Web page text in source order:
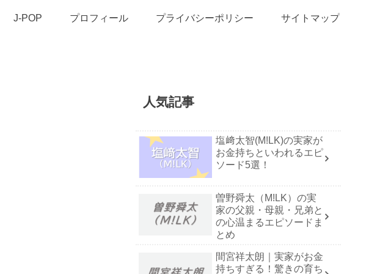
J-POP プロフィール プライバシーポリシー サイトマップ
人気記事
塩﨑太智(M!LK)の実家が
お金持ちといわれるエピ
ソード5選！
曽野舜太（M!LK）の実
家の父親・母親・兄弟と
の心温まるエピソードま
とめ
間宮祥太朗｜実家がお金
持ちすぎる！驚きの育ち